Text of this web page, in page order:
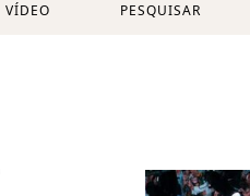
VÍDEO PESQUISAR